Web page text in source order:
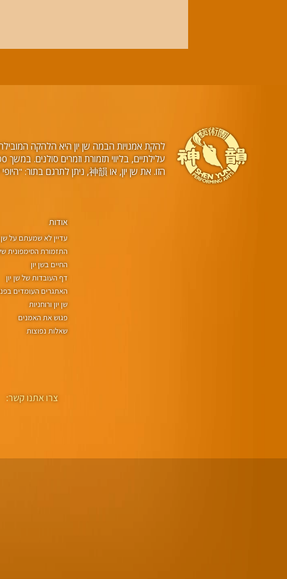
להקת אמנויות הבמה שן יון היא הלהקה המובילה
הזו. את שן יון, או 神韻, ניתן לתרגם בתור: "היופי של ישויות שמימיות רוקדות".
אודות
עדיין לא שמעתם על שן
התזמורת הסימפונית
החיים בשן יון
דף העובדות של שן יון
האתגרים העומדים
שן יון ורוחניות
פגוש את האמנים
שאלות נפוצות
צרו אתנו קשר: